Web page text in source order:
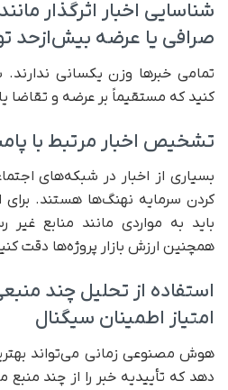
شناسایی اخبار اثرگذار
صرافی یا عرضه بیش‌ازحد
تمامی خبرها وزن یکسانی ندارند.
کنید که مستقیماً بر عرضه و تقاضا یا
تشخیص اخبار مرتبط با
بسیاری از اخبار در شبکه‌های
کردن سرمایه نهنگ‌ها هستند. برای
باید به مواردی مانند منابع
همچنین ارزش بازار پروژه‌ها دقت
استفاده از تحلیل چند
امتیاز اطمینان سیگنال
هوش مصنوعی زمانی می‌تواند
دهد که تأییدیه خبر را از چند منبع